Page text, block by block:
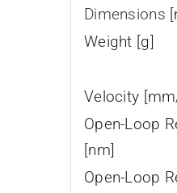
Dimensions
Weight [g]
Velocity
Open-Loop
[nm]
Open-Loop